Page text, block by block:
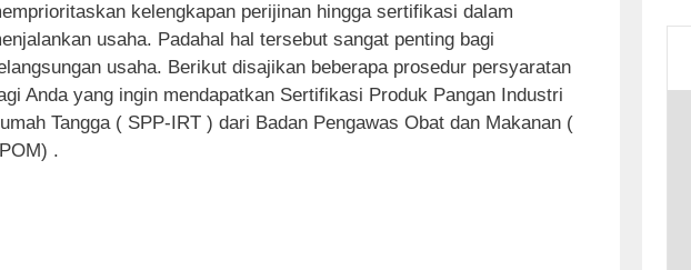
kelengkapan perijinan hingga sertifikasi dalam
usaha. Padahal hal tersebut sangat penting bagi
usaha. Berikut disajikan beberapa prosedur persyaratan
Anda yang ingin mendapatkan Sertifikasi Produk Pangan Industri
Tangga ( SPP-IRT ) dari Badan Pengawas Obat dan Makanan (
.